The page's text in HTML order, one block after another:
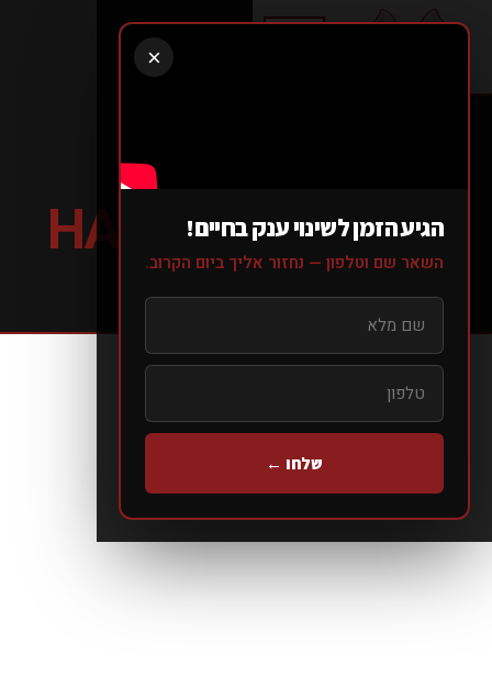
חנוכה שמח!
HAPPY HANUKA
עמוד הבית> בלוג >
>חנוכה שמח!
×
הגיע הזמן לשינוי ענק בחיים!
השאר שם וטלפון — נחזור אליך ביום הקרוב.
שלחו ←